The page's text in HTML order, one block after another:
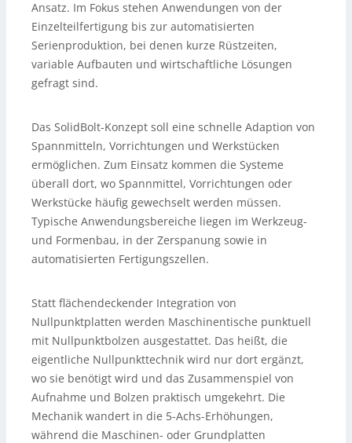
Ansatz. Im Fokus stehen Anwendungen von der
Einzelteilfertigung bis zur automatisierten
Serienproduktion, bei denen kurze Rüstzeiten,
variable Aufbauten und wirtschaftliche Lösungen
gefragt sind.
Das SolidBolt-Konzept soll eine schnelle Adaption von
Spannmitteln, Vorrichtungen und Werkstücken
ermöglichen. Zum Einsatz kommen die Systeme
überall dort, wo Spannmittel, Vorrichtungen oder
Werkstücke häufig gewechselt werden müssen.
Typische Anwendungsbereiche liegen im Werkzeug-
und Formenbau, in der Zerspanung sowie in
automatisierten Fertigungszellen.
Statt flächendeckender Integration von
Nullpunktplatten werden Maschinentische punktuell
mit Nullpunktbolzen ausgestattet. Das heißt, die
eigentliche Nullpunkttechnik wird nur dort ergänzt,
wo sie benötigt wird und das Zusammenspiel von
Aufnahme und Bolzen praktisch umgekehrt. Die
Mechanik wandert in die 5-Achs-Erhöhungen,
während die Maschinen- oder Grundplatten